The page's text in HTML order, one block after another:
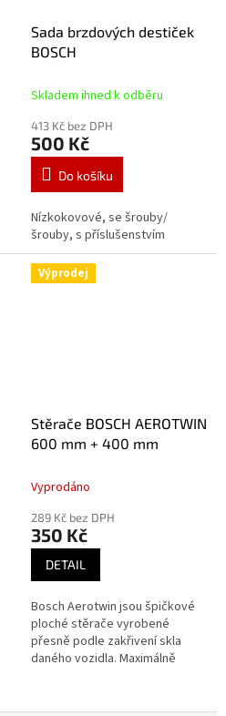
Sada brzdových destiček
BOSCH
Skladem ihned k odběru
413 Kč bez DPH
500 Kč
Do košíku
Nízkokovové, se šrouby/
šrouby, s příslušenstvím
Výprodej
Stěrače BOSCH AEROTWIN
600 mm + 400 mm
Vyprodáno
289 Kč bez DPH
350 Kč
DETAIL
Bosch Aerotwin jsou špičkové
ploché stěrače vyrobené
přesně podle zakřivení skla
daného vozidla. Maximálně
schopny plně...